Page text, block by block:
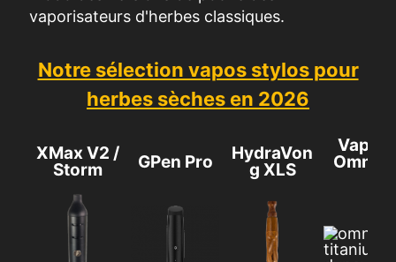
vaporisateurs d'herbes classiques.
Notre sélection vapos stylos pour
herbes sèches en 2026
XMax V2 /
Storm
GPen Pro
HydraVon
g XLS